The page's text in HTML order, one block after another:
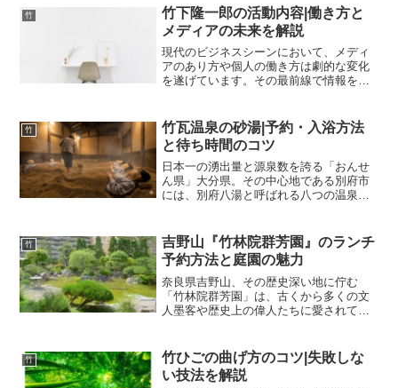
く愛されている郷土料理が「武蔵野うど
ん」です。一般的なうどん...
竹
竹下隆一郎の活動内容|働き方と
メディアの未来を解説
現代のビジネスシーンにおいて、メディ
アのあり方や個人の働き方は劇的な変化
を遂げています。その最前線で情報を発
エディターを務める竹下隆一郎氏です。
朝日新聞社からハフポ...
竹
竹瓦温泉の砂湯|予約・入浴方法
と待ち時間のコツ
日本一の湧出量と源泉数を誇る「おんせ
ん県」大分県。その中心地である別府市
には、別府八湯と呼ばれる八つの温泉郷
も、別府温泉のシンボルとして圧倒的な
存在感を放ち、観光客のみ...
竹
吉野山『竹林院群芳園』のランチ
予約方法と庭園の魅力
奈良県吉野山、その歴史深い地に佇む
「竹林院群芳園」は、古くから多くの文
人墨客や歴史上の偉人たちに愛されてき
だけでなく、その格式高い建築と、千利
休が作庭したとも言われる名...
竹
竹ひごの曲げ方のコツ|失敗しな
い技法を解説